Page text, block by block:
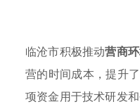
临沧市积极推动营商
营的时间成本，提升了
项资金用于技术研发